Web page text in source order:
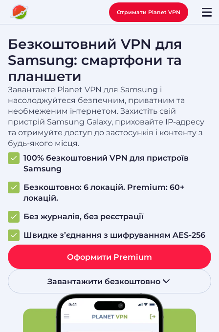
Отримати Planet VPN
Безкоштовний VPN для
Samsung: смартфони та
планшети
Завантажте Planet VPN для Samsung і
насолоджуйтеся безпечним, приватним та
необмеженим інтернетом. Захистіть свій
пристрій Samsung Galaxy, приховайте IP-адресу
та отримуйте доступ до застосунків і контенту з
будь-якого місця.
100% безкоштовний VPN для пристроїв
Samsung
Безкоштовно: 6 локацій. Premium: 60+
локацій.
Без журналів, без реєстрації
Швидке з’єднання з шифруванням AES-256
Оформити Premium
Завантажити безкоштовно